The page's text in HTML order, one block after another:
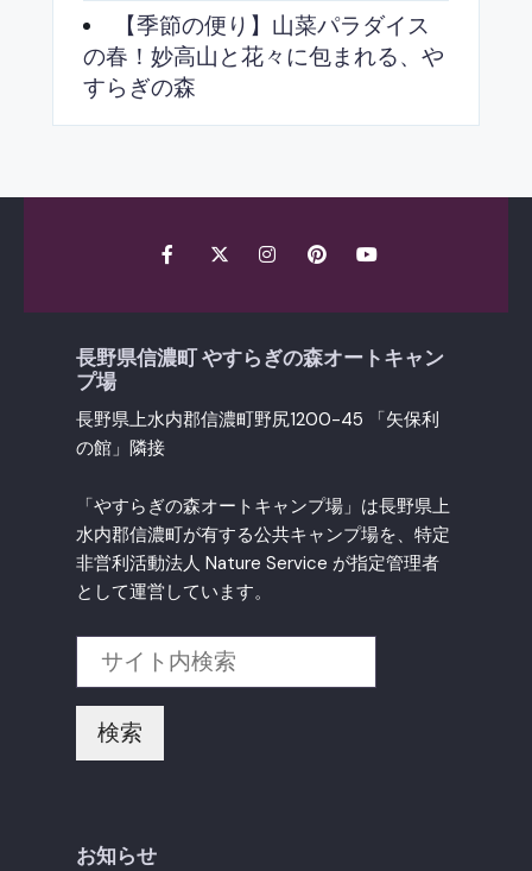
【季節の便り】山菜パラダイス
の春！妙高山と花々に包まれる、や
すらぎの森
長野県信濃町 やすらぎの森オートキャン
プ場
長野県上水内郡信濃町野尻1200-45 「矢保利
の館」隣接
「やすらぎの森オートキャンプ場」は長野県上
水内郡信濃町が有する公共キャンプ場を、特定
非営利活動法人 Nature Service が指定管理者
として運営しています。
検索
お知らせ